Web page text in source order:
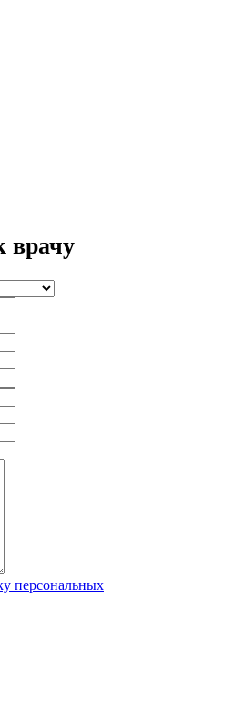
врачу
персональных